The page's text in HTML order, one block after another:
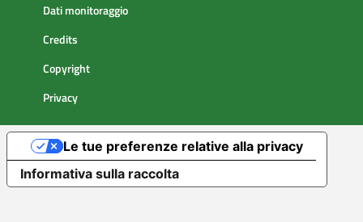
Dati monitoraggio
Credits
Copyright
Privacy
Informativa sulla raccolta
Le tue preferenze relative alla privacy